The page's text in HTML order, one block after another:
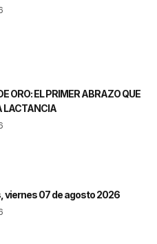
ORO: EL PRIMER ABRAZO QUE
LACTANCIA
viernes 07 de agosto 2026